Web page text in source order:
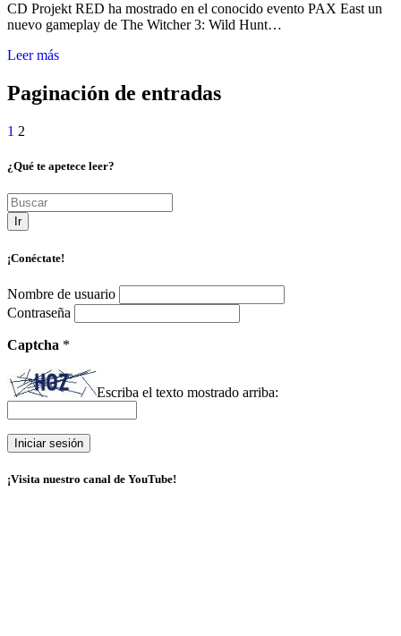
CD Projekt RED ha mostrado en el conocido evento PAX East un
nuevo gameplay de The Witcher 3: Wild Hunt…
Leer más
Paginación de entradas
1 2
¿Qué te apetece leer?
Ir
¡Conéctate!
Nombre de usuario
Contraseña
Captcha *
Escriba el texto mostrado arriba:
¡Visita nuestro canal de YouTube!